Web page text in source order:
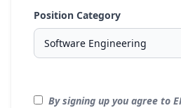
Position Category
By signing up you agree to